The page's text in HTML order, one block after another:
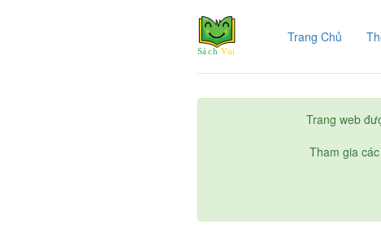
Trang Chủ
Trang web
Tham gia